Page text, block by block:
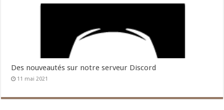
Des nouveautés sur notre serveur Discord
11 mai 2021